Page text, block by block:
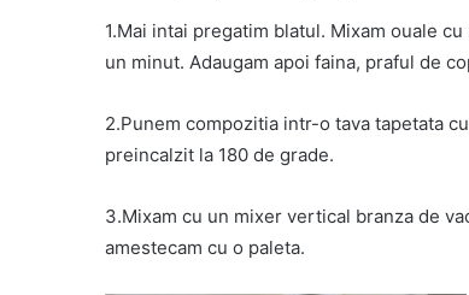
1.Mai intai pregatim blatul. Mixam ouale
un minut. Adaugam apoi faina, praful de
2.Punem compozitia intr-o tava tapetata
preincalzit la 180 de grade.
3.Mixam cu un mixer vertical branza de
amestecam cu o paleta.